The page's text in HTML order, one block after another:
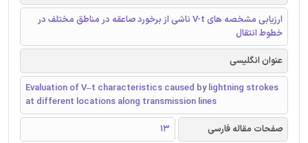
ارزیابی مشخصه های V-t ناشی از برخورد صاعقه در مناطق مختلف در
خطوط انتقال
عنوان انگلیسی
Evaluation of V–t characteristics caused by lightning strokes
at different locations along transmission lines
صفحات مقاله فارسی
13